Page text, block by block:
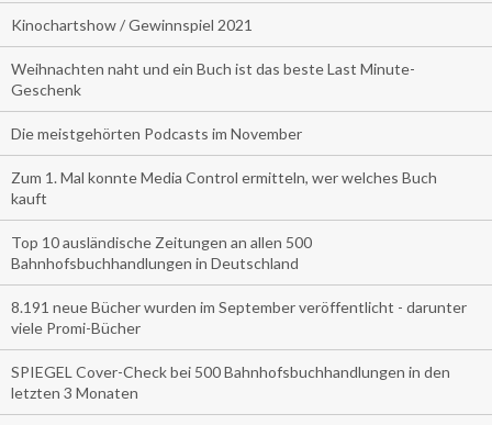
Kinochartshow / Gewinnspiel 2021
Weihnachten naht und ein Buch ist das beste Last Minute-
Geschenk
Die meistgehörten Podcasts im November
Zum 1. Mal konnte Media Control ermitteln, wer welches Buch
kauft
Top 10 ausländische Zeitungen an allen 500
Bahnhofsbuchhandlungen in Deutschland
8.191 neue Bücher wurden im September veröffentlicht - darunter
viele Promi-Bücher
SPIEGEL Cover-Check bei 500 Bahnhofsbuchhandlungen in den
letzten 3 Monaten